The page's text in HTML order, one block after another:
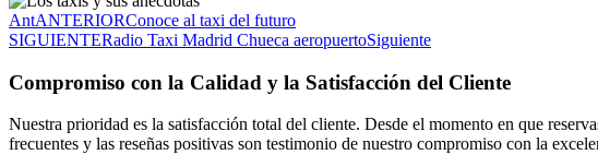
AntANTERIORConoce al taxi del futuro
SIGUIENTERadio Taxi Madrid Chueca aeropuertoSiguiente
Compromiso con la Calidad y la Satisfacción del Cliente
Nuestra prioridad es la satisfacción total del cliente. Desde el momento en que
frecuentes y las reseñas positivas son testimonio de nuestro compromiso con la